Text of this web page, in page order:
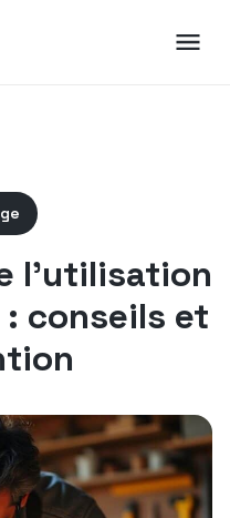
l’utilisation
conseils et